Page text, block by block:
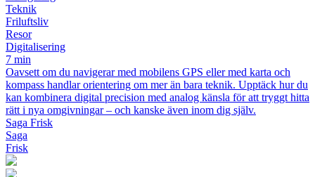
Teknik
Friluftsliv
Resor
Digitalisering
7 min
Oavsett om du navigerar med mobilens GPS eller med karta och
kompass handlar orientering om mer än bara teknik. Upptäck hur du
kan kombinera digital precision med analog känsla för att tryggt hitta
rätt i nya omgivningar – och kanske även inom dig själv.
Saga Frisk
Saga
Frisk